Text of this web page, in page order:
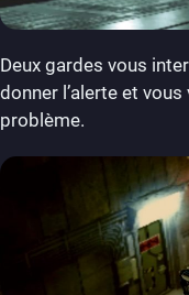
Deux gardes vous
donner l’alerte et
problème.